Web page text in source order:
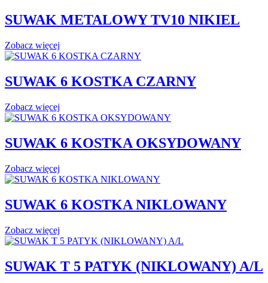
SUWAK METALOWY TV10 NIKIEL
Zobacz więcej
SUWAK 6 KOSTKA CZARNY
Zobacz więcej
SUWAK 6 KOSTKA OKSYDOWANY
Zobacz więcej
SUWAK 6 KOSTKA NIKLOWANY
Zobacz więcej
SUWAK T 5 PATYK (NIKLOWANY) A/L